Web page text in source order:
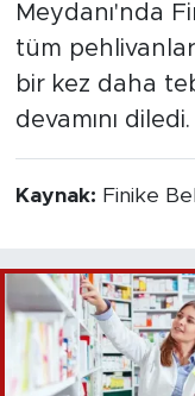
Meydanı'nda
tüm
bir kez daha
devamını diledi.
Kaynak: Finike